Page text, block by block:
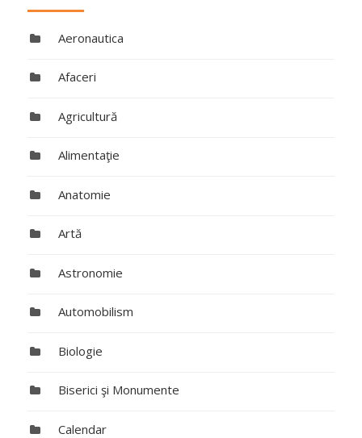
Aeronautica
Afaceri
Agricultură
Alimentaţie
Anatomie
Artă
Astronomie
Automobilism
Biologie
Biserici şi Monumente
Calendar